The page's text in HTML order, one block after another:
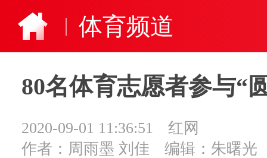
体育频道
80名体育志愿者参与“
2020-09-01 11:36:51
红网
作者：周雨墨 刘佳
编辑：朱曙光